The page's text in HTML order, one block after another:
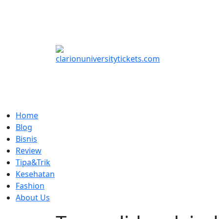
Home
Blog
Bisnis
Review
Tipa&Trik
Kesehatan
Fashion
About Us